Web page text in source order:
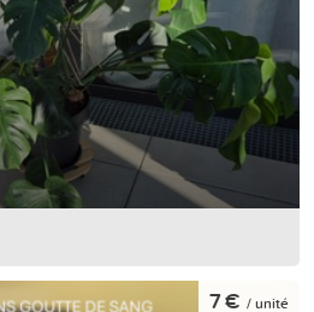
7 € / unité